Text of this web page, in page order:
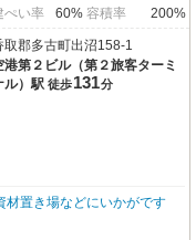
ぺい率
60% 容積率 200%
取郡多古町出沼158-1
港第２ビル（第２旅客ターミ
ル）駅 徒歩131分
材置き場などにいかがです